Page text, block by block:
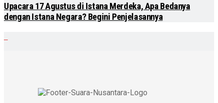
Upacara 17 Agustus di Istana Merdeka, Apa Bedanya
dengan Istana Negara? Begini Penjelasannya